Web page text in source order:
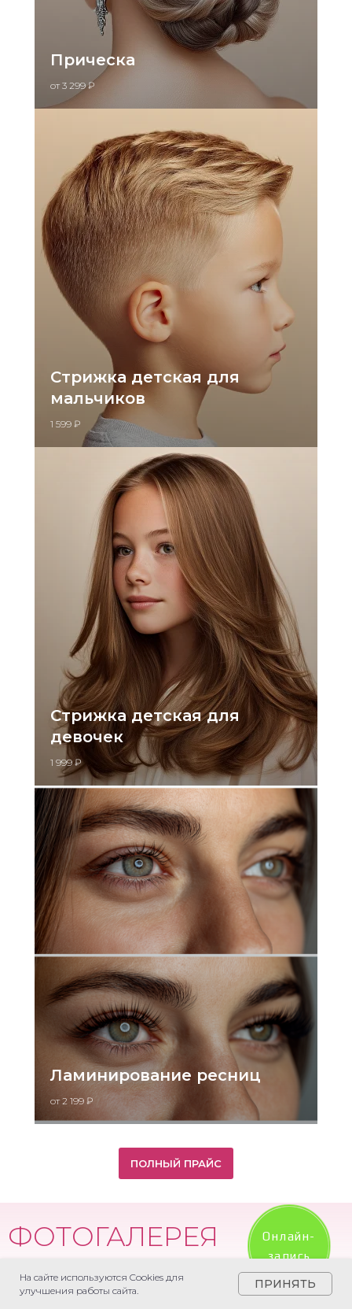
Прическа
от 3 299 ₽
Стрижка детская для
мальчиков
1 599 ₽
Стрижка детская для
девочек
1 999 ₽
Ламинирование ресниц
от 2 199 ₽
ПОЛНЫЙ ПРАЙС
ФОТОГАЛЕРЕЯ
и впечатления клиентов
На сайте используются Cookies для
улучшения работы сайта.
ПРИНЯТЬ
Онлайн-
запись